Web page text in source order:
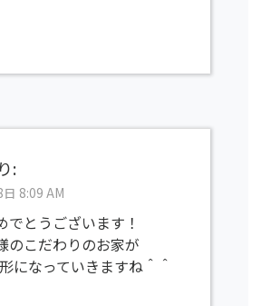
:
8:09 AM
でとうございます！
のこだわりのお家が
になっていきますね＾＾